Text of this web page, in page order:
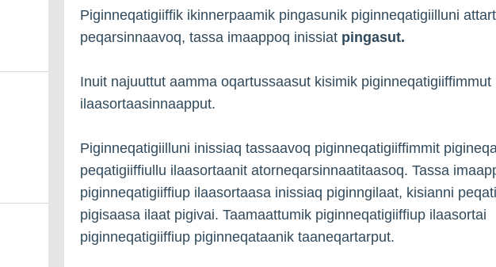
Piginneqatigiiffik ikinnerpaamik pingasunik piginneqatigiilluni
peqarsinnaavoq, tassa imaappoq inissiat pingasut.
Inuit najuuttut aamma oqartussaasut kisimik piginneqatigiiffimmut
ilaasortaasinnaapput.
Piginneqatigiilluni inissiaq tassaavoq piginneqatigiiffimmit
peqatigiiffiullu ilaasortaanit atorneqarsinnaatitaasoq. Tassa
piginneqatigiiffiup ilaasortaasa inissiaq piginngilaat, kisianni
pigisaasa ilaat pigivai. Taamaattumik piginneqatigiiffiup ilaasortai
piginneqatigiiffiup piginneqataanik taaneqartarput.